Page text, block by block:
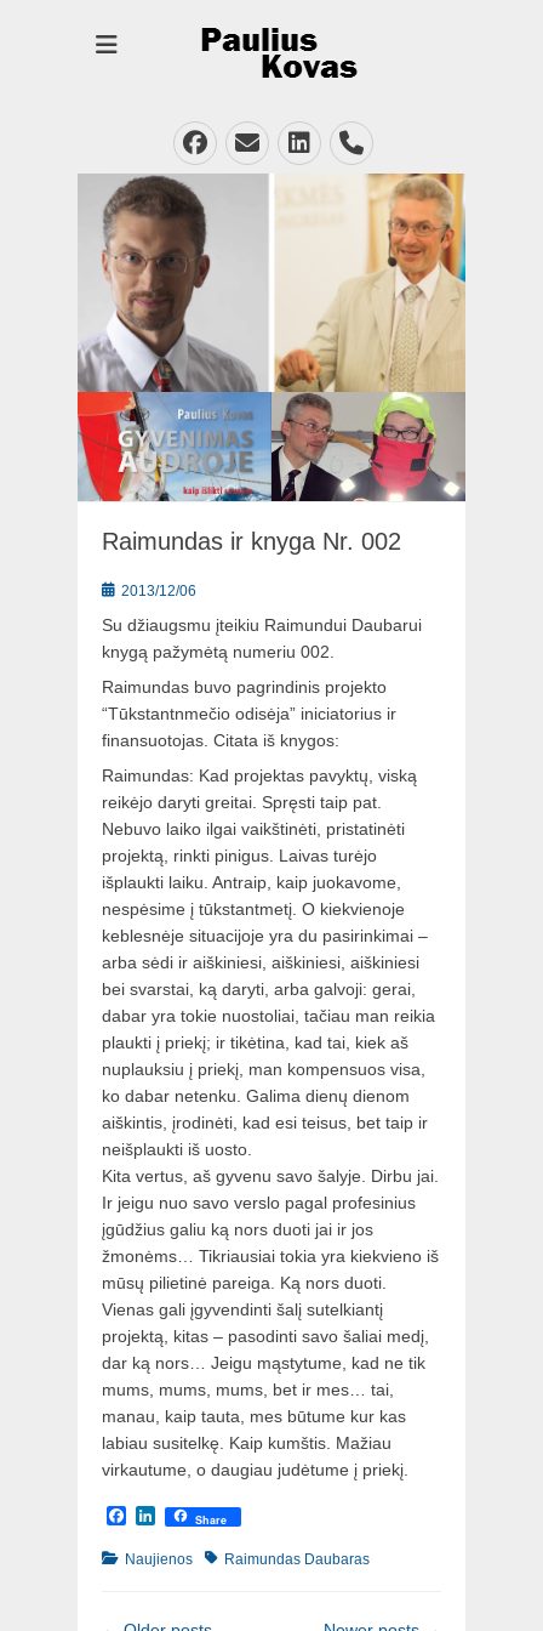
Facebook
EmailLinkedIn
Phone
Raimundas ir knyga Nr. 002
Posted2013/12/06
Su džiaugsmu įteikiu Raimundui Daubarui
knygą pažymėtą numeriu 002.
Raimundas buvo pagrindinis projekto
“Tūkstantnmečio odisėja” iniciatorius ir
finansuotojas. Citata iš knygos:
Raimundas: Kad projektas pavyktų, viską
reikėjo daryti greitai. Spręsti taip pat.
Nebuvo laiko ilgai vaikštinėti, pristatinėti
projektą, rinkti pinigus. Laivas turėjo
išplaukti laiku. Antraip, kaip juokavome,
nespėsime į tūkstantmetį. O kiekvienoje
keblesnėje situacijoje yra du pasirinkimai –
arba sėdi ir aiškiniesi, aiškiniesi, aiškiniesi
bei svarstai, ką daryti, arba galvoji: gerai,
dabar yra tokie nuostoliai, tačiau man reikia
plaukti į priekį; ir tikėtina, kad tai, kiek aš
nuplauksiu į priekį, man kompensuos visa,
ko dabar netenku. Galima dienų dienom
aiškintis, įrodinėti, kad esi teisus, bet taip ir
neišplaukti iš uosto.
Kita vertus, aš gyvenu savo šalyje. Dirbu jai.
Ir jeigu nuo savo verslo pagal profesinius
įgūdžius galiu ką nors duoti jai ir jos
žmonėms… Tikriausiai tokia yra kiekvieno iš
mūsų pilietinė pareiga. Ką nors duoti.
Vienas gali įgyvendinti šalį sutelkiantį
projektą, kitas – pasodinti savo šaliai medį,
dar ką nors… Jeigu mąstytume, kad ne tik
mums, mums, mums, bet ir mes… tai,
manau, kaip tauta, mes būtume kur kas
labiau susitelkę. Kaip kumštis. Mažiau
virkautume, o daugiau judėtume į priekį.
Facebook
LinkedIn
Share
Categories
Naujienos TagsRaimundas Daubaras